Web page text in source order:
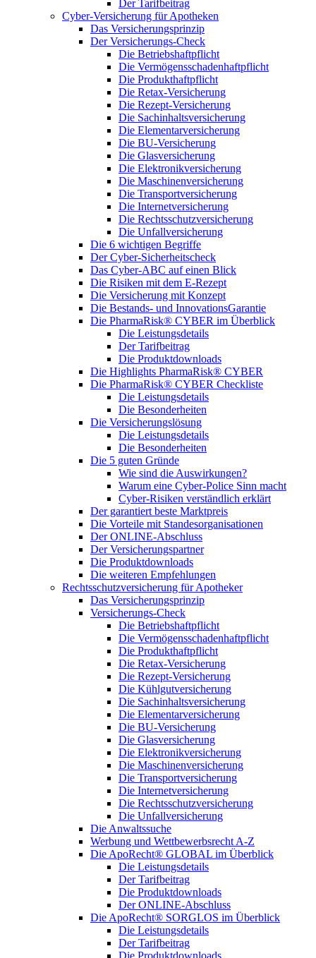
Der Tarifbeitrag
Cyber-Versicherung für Apotheken
Das Versicherungsprinzip
Der Versicherungs-Check
Die Betriebshaftpflicht
Die Vermögensschadenhaftpflicht
Die Produkthaftpflicht
Die Retax-Versicherung
Die Rezept-Versicherung
Die Sachinhaltsversicherung
Die Elementarversicherung
Die BU-Versicherung
Die Glasversicherung
Die Elektronikversicherung
Die Maschinenversicherung
Die Transportversicherung
Die Internetversicherung
Die Rechtsschutzversicherung
Die Unfallversicherung
Die 6 wichtigen Begriffe
Der Cyber-Sicher­heits­check
Das Cyber-ABC auf einen Blick
Die Risiken mit dem E-Rezept
Die Versicherung mit Konzept
Die Bestands- und InnovationsGarantie
Die PharmaRisk® CYBER im Überblick
Die Leistungsdetails
Der Tarifbeitrag
Die Produktdownloads
Die Highlights PharmaRisk® CYBER
Die PharmaRisk® CYBER Checkliste
Die Leistungsdetails
Die Besonderheiten
Die Versicherungslösung
Die Leistungsdetails
Die Besonderheiten
Die 5 guten Gründe
Wie sind die Auswirkungen?
Warum eine Cyber-Police Sinn macht
Cyber-Risiken verständlich erklärt
Der garantiert beste Marktpreis
Die Vorteile mit Standesorganisationen
Der ONLINE-Abschluss
Der Versicherungspartner
Die Produktdownloads
Die weiteren Empfehlungen
Rechtsschutzversicherung für Apotheker
Das Versicherungsprinzip
Versicherungs-Check
Die Betriebshaftpflicht
Die Vermögensschadenhaftpflicht
Die Produkthaftpflicht
Die Retax-Versicherung
Die Rezept-Versicherung
Die Kühlgutversicherung
Die Sachinhaltsversicherung
Die Elementarversicherung
Die BU-Versicherung
Die Glasversicherung
Die Elektronikversicherung
Die Maschinenversicherung
Die Transportversicherung
Die Internetversicherung
Die Rechtsschutzversicherung
Die Unfallversicherung
Die Anwaltssuche
Werbung und Wettbewerbsrecht A-Z
Die ApoRecht® GLOBAL im Überblick
Die Leistungsdetails
Der Tarifbeitrag
Die Produktdownloads
Der ONLINE-Abschluss
Die ApoRecht® SORGLOS im Überblick
Die Leistungsdetails
Der Tarifbeitrag
Die Produktdownloads